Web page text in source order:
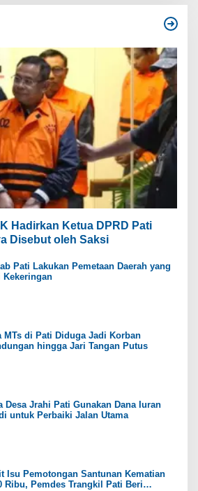
Hadirkan Ketua DPRD Pati
Disebut oleh Saksi
Pati Lakukan Pemetaan Daerah yang
Kekeringan
MTs di Pati Diduga Jadi Korban
hingga Jari Tangan Putus
Desa Jrahi Pati Gunakan Dana Iuran
untuk Perbaiki Jalan Utama
Isu Pemotongan Santunan Kematian
Ribu, Pemdes Trangkil Pati Beri